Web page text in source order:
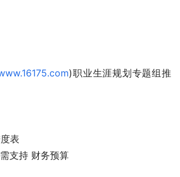
)职业生涯规划专题组推
表
支持 财务预算